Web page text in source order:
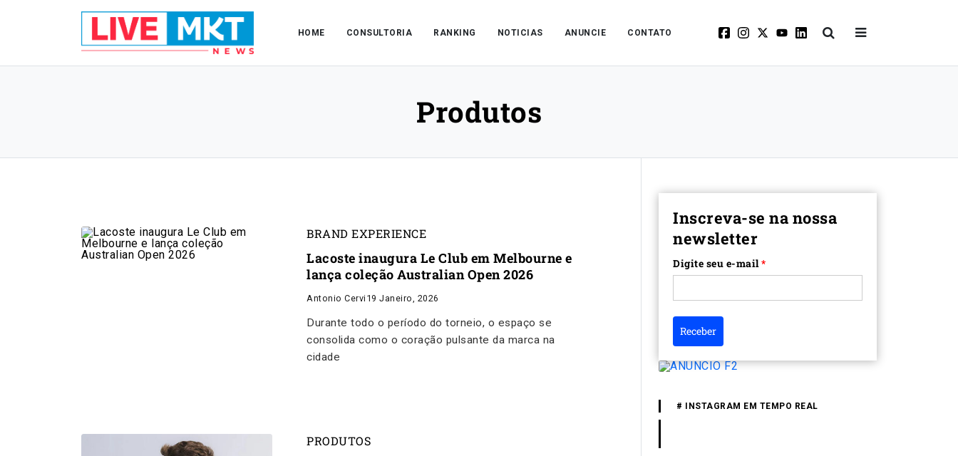
HOME CONSULTORIA RANKING NOTICIAS ANUNCIE CONTATO
Produtos
BRAND EXPERIENCE
Lacoste inaugura Le Club em Melbourne e
lança coleção Australian Open 2026
Antonio Cervi 19 Janeiro, 2026
Durante todo o período do torneio, o espaço se
consolida como o coração pulsante da marca na
cidade
PRODUTOS
Inscreva-se na nossa
newsletter
Digite seu e-mail*
Receber
# INSTAGRAM EM TEMPO REAL